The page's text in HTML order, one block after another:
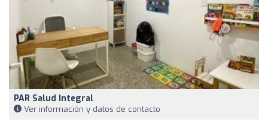
PAR Salud Integral
Ver información y datos de contacto